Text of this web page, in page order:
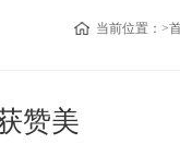
当前位置：>
赞美